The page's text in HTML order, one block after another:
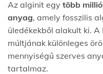
Az alginit egy több
anyag, amely fosszilis
üledékekből alakult ki.
múltjának különleges
mennyiségű szerves
tartalmaz.